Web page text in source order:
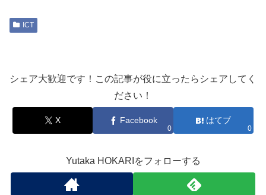
ICT
シェア大歓迎です！この記事が役に立ったらシェアしてく
ださい！
X Facebook
0
はてブ
0
Yutaka HOKARIをフォローする